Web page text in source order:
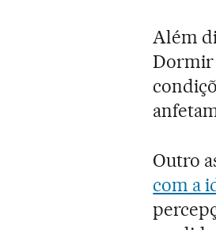
Além
Dormir
Outro
com a